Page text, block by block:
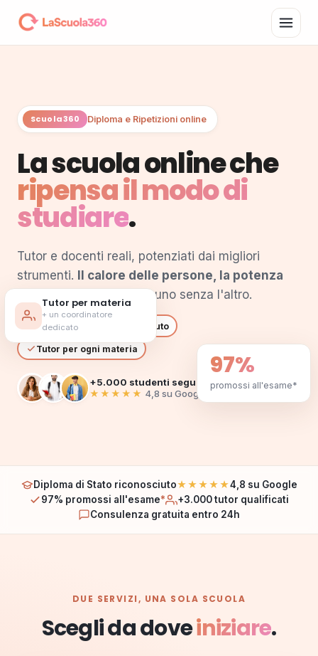
Scuola360 Diploma e Ripetizioni online
La scuola online che
ripensa il modo di
studiare.
Tutor e docenti reali, potenziati dai migliori
strumenti.
Il calore delle persone, la potenza
— mai uno senza l'altro.
Diploma di Stato riconosciuto
Tutor per ogni materia
+5.000 studenti seguiti
★★★★★ 4,8 su Google
97%
promossi all'esame*
Tutor per materia
+ un coordinatore
dedicato
Diploma di Stato riconosciuto★★★★★4,8 su Google
97% promossi all'esame*
+3.000 tutor qualificati
Consulenza gratuita entro 24h
DUE SERVIZI, UNA SOLA SCUOLA
Scegli da doveiniziare.